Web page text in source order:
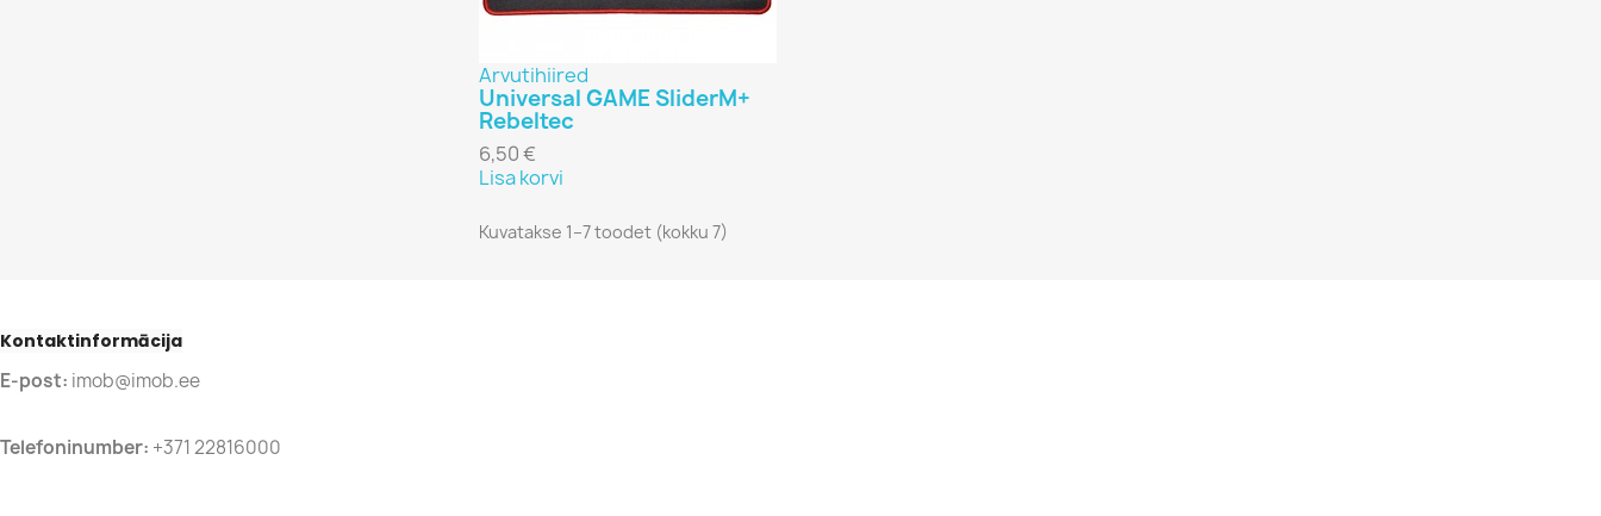
Arvutihiired
Universal GAME SliderM+
Rebeltec
6,50 €
Lisa korvi
Kuvatakse 1–7 toodet (kokku 7)
Kontaktinformācija
E-post: imob@imob.ee
Telefoninumber: +371 22816000